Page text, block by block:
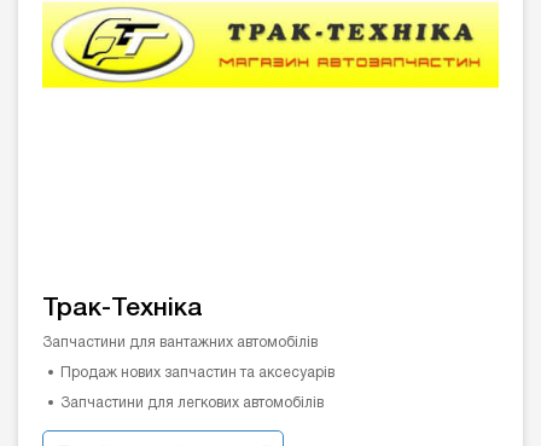
Трак-Техніка
Запчастини для вантажних автомобілів
Продаж нових запчастин та аксесуарів
Запчастини для легкових автомобілів